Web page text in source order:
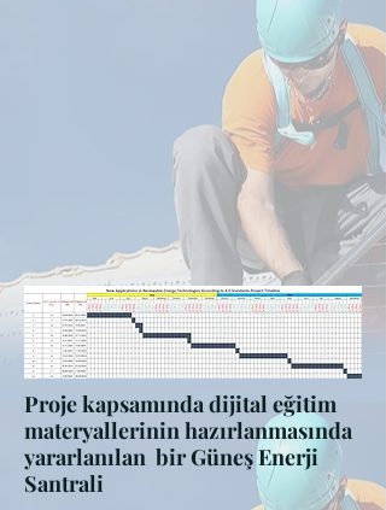
Proje kapsamında dijital eğitim
materyallerinin hazırlanmasında
yararlanılan bir Güneş Enerji
Santrali